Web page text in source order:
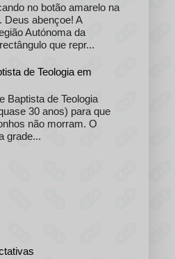
no botão amarelo na
Deus abençoe! A
Autónoma da
que repr...
de Teologia em
Baptista de Teologia
30 anos) para que
não morram. O
grade...